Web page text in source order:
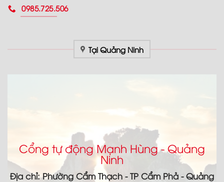
0985.725.506
Tại Quảng Ninh
Cổng tự động Mạnh Hùng - Quảng
Ninh
Địa chỉ: Phường Cẩm Thạch - TP Cẩm Phả - Quảng